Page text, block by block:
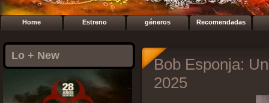
Home Estreno géneros Recomendadas
Lo + New
Bob Esponja:
2025